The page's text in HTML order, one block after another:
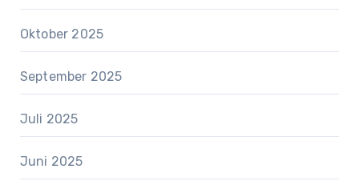
Oktober 2025
September 2025
Juli 2025
Juni 2025